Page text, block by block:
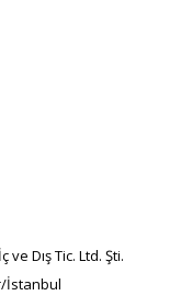
Dış Tic. Ltd. Şti.
İstanbul